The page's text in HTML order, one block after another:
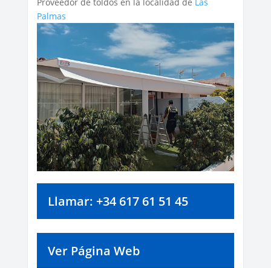
Palmas
Llamar: +34 617 61 51 45
Ver Página Web